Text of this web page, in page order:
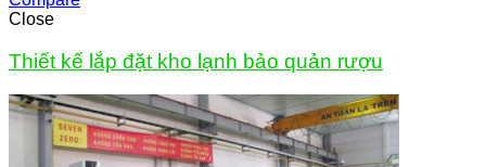
Close
Thiết kế lắp đặt kho lạnh bảo quản rượu